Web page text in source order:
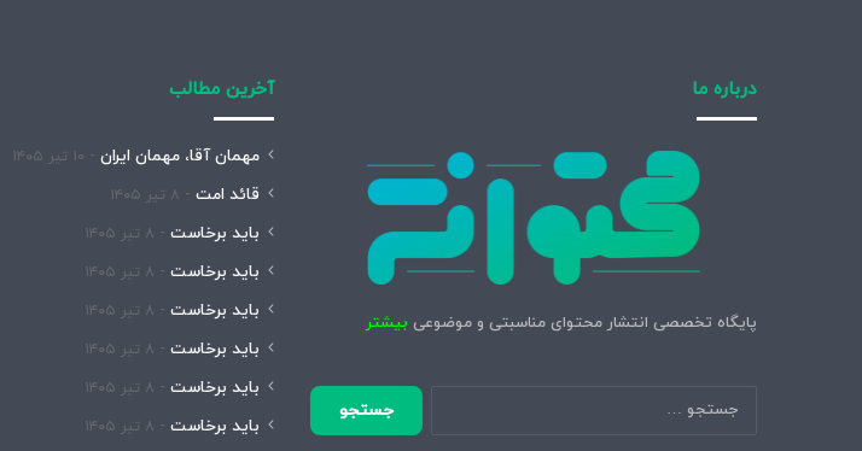
درباره ما
پایگاه تخصصی انتشار محتوای مناسبتی و موضوعی بیشتر
جستجو
برای:
آخرین مطالب
مهمان آقا، مهمان ایران ۱۰ تیر ۱۴۰۵
قائد امت ۸ تیر ۱۴۰۵
باید برخاست ۸ تیر ۱۴۰۵
باید برخاست ۸ تیر ۱۴۰۵
باید برخاست ۸ تیر ۱۴۰۵
باید برخاست ۸ تیر ۱۴۰۵
باید برخاست ۸ تیر ۱۴۰۵
باید برخاست ۸ تیر ۱۴۰۵